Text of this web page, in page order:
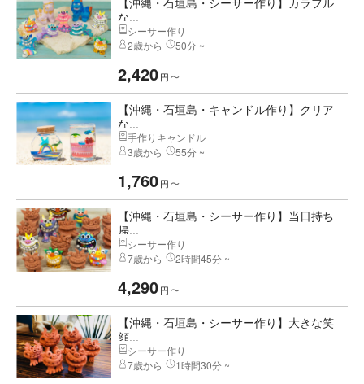
な...
シーサー作り
2歳から
50分 ~
2,420円 〜
【沖縄・石垣島・キャンドル作り】クリア
な...
手作りキャンドル
3歳から
55分 ~
1,760円 〜
【沖縄・石垣島・シーサー作り】当日持ち
帰...
シーサー作り
7歳から
2時間45分 ~
4,290円 〜
【沖縄・石垣島・シーサー作り】大きな笑
顔...
シーサー作り
7歳から
1時間30分 ~